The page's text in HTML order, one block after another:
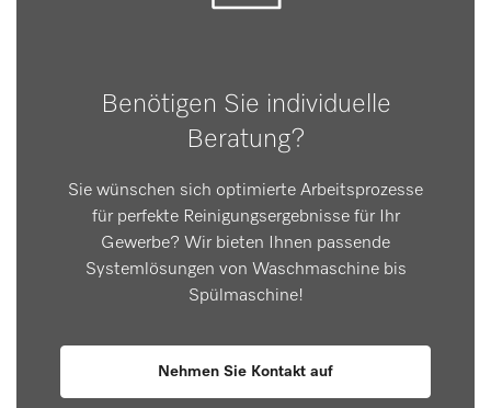
Benötigen Sie individuelle
Beratung?
Sie wünschen sich optimierte Arbeitsprozesse
für perfekte Reinigungsergebnisse für Ihr
Gewerbe? Wir bieten Ihnen passende
Systemlösungen von Waschmaschine bis
Spülmaschine!
Nehmen Sie Kontakt auf